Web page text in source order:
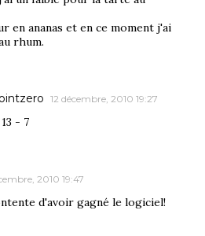
en ananas et en ce moment j'ai
rhum.
12 décembre, 2010 19:27
- 7
2010 19:47
d'avoir gagné le logiciel!